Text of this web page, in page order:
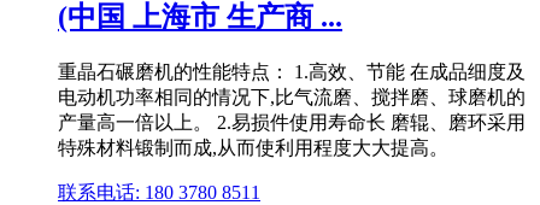
(中国 上海市 生产商 ...
重晶石碾磨机的性能特点： 1.高效、节能 在成品细度及
电动机功率相同的情况下,比气流磨、搅拌磨、球磨机的
产量高一倍以上。 2.易损件使用寿命长 磨辊、磨环采用
特殊材料锻制而成,从而使利用程度大大提高。
联系电话: 180 3780 8511